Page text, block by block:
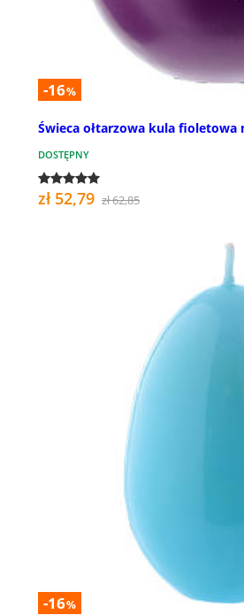
-16%
Świeca ołtarzowa kula fioletowa
DOSTĘPNY
zł 52,79 zł 62,85
-16%